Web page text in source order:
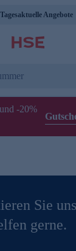
Tagesaktuelle Angebote
-20%
Sie
gerne.